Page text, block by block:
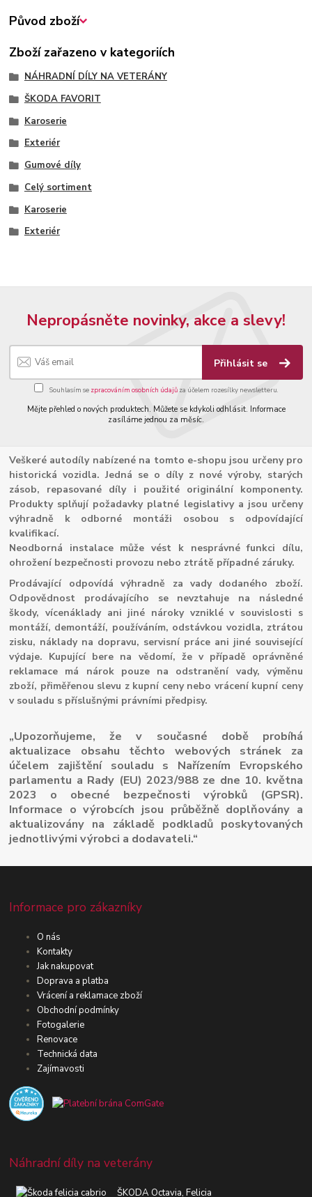
Původ zboží
Zboží zařazeno v kategoriích
NÁHRADNÍ DÍLY NA VETERÁNY
ŠKODA FAVORIT
Karoserie
Exteriér
Gumové díly
Celý sortiment
Karoserie
Exteriér
Nepropásněte novinky, akce a slevy!
Přihlásit se
Souhlasím se zpracováním osobních údajůza účelem rozesílky newsletteru.
Mějte přehled o nových produktech. Můžete se kdykoli odhlásit. Informace
zasíláme jednou za měsíc.
Veškeré autodíly nabízené na tomto e-shopu jsou určeny pro
historická vozidla. Jedná se o díly z nové výroby, starých
zásob, repasované díly i použité originální komponenty.
Produkty splňují požadavky platné legislativy a jsou určeny
výhradně k odborné montáži osobou s odpovídající
kvalifikací.
Neodborná instalace může vést k nesprávné funkci dílu,
ohrožení bezpečnosti provozu nebo ztrátě případné záruky.
Prodávající odpovídá výhradně za vady dodaného zboží.
Odpovědnost prodávajícího se nevztahuje na následné
škody, vícenáklady ani jiné nároky vzniklé v souvislosti s
montáží, demontáží, používáním, odstávkou vozidla, ztrátou
zisku, náklady na dopravu, servisní práce ani jiné související
výdaje. Kupující bere na vědomí, že v případě oprávněné
reklamace má nárok pouze na odstranění vady, výměnu
zboží, přiměřenou slevu z kupní ceny nebo vrácení kupní ceny
v souladu s příslušnými právními předpisy.
„Upozorňujeme, že v současné době probíhá
aktualizace obsahu těchto webových stránek za
účelem zajištění souladu s Nařízením Evropského
parlamentu a Rady (EU) 2023/988 ze dne 10. května
2023 o obecné bezpečnosti výrobků (GPSR).
Informace o výrobcích jsou průběžně doplňovány a
aktualizovány na základě podkladů poskytovaných
jednotlivými výrobci a dodavateli.“
Informace pro zákazníky
O nás
Kontakty
Jak nakupovat
Doprava a platba
Vrácení a reklamace zboží
Obchodní podmínky
Fotogalerie
Renovace
Technická data
Zajímavosti
Náhradní díly na veterány
ŠKODA Octavia, Felicia